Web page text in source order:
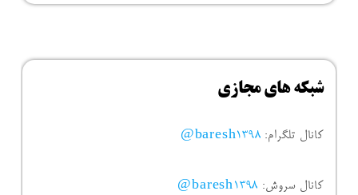
شبکه های مجازی
کانال تلگرام: baresh1398@
کانال سروش: baresh1398@